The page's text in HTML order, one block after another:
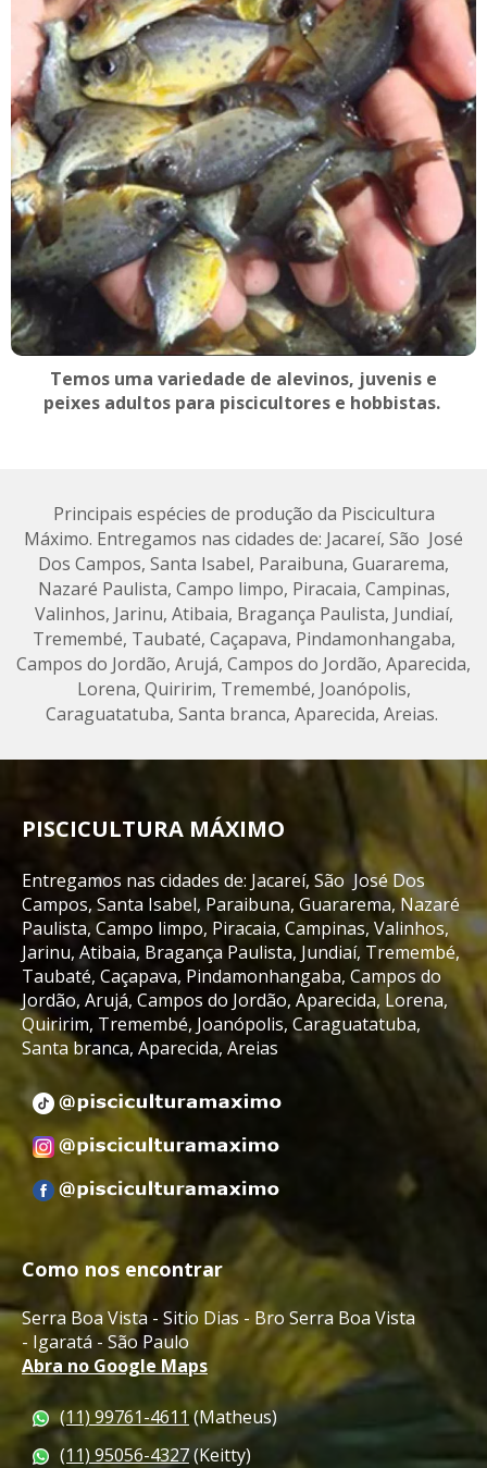
Temos uma variedade de alevinos, juvenis e
peixes adultos para piscicultores e hobbistas.
Principais espécies de produção da Piscicultura
Máximo. Entregamos nas cidades de: Jacareí, São José
Dos Campos, Santa Isabel, Paraibuna, Guararema,
Nazaré Paulista, Campo limpo, Piracaia, Campinas,
Valinhos, Jarinu, Atibaia, Bragança Paulista, Jundiaí,
Tremembé, Taubaté, Caçapava, Pindamonhangaba,
Campos do Jordão, Arujá, Campos do Jordão, Aparecida,
Lorena, Quiririm, Tremembé, Joanópolis,
Caraguatatuba, Santa branca, Aparecida, Areias.
PISCICULTURA MÁXIMO
Entregamos nas cidades de: Jacareí, São José Dos
Campos, Santa Isabel, Paraibuna, Guararema, Nazaré
Paulista, Campo limpo, Piracaia, Campinas, Valinhos,
Jarinu, Atibaia, Bragança Paulista, Jundiaí, Tremembé,
Taubaté, Caçapava, Pindamonhangaba, Campos do
Jordão, Arujá, Campos do Jordão, Aparecida, Lorena,
Quiririm, Tremembé, Joanópolis, Caraguatatuba,
Santa branca, Aparecida, Areias
Como nos encontrar
Serra Boa Vista - Sitio Dias - Bro Serra Boa Vista
- Igaratá - São Paulo
Abra no Google Maps
(11) 99761-4611(Matheus)
(11) 95056-4327(Keitty)